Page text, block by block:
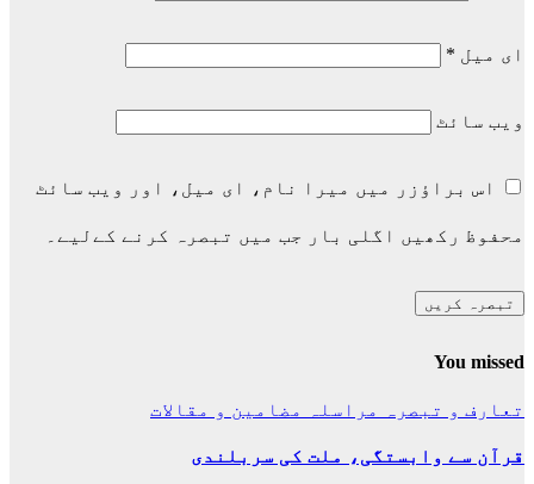
ای میل *
ویب‌ سائٹ
اس براؤزر میں میرا نام، ای میل، اور ویب سائٹ
محفوظ رکھیں اگلی بار جب میں تبصرہ کرنے کےلیے۔
You missed
تعارف و تبصرہ مراسلہ مضامین و مقالات
قرآن سے وابستگی، ملت کی سربلندی